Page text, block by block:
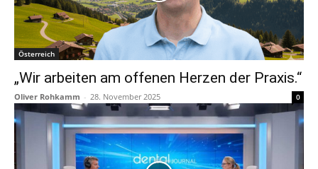
Österreich
„Wir arbeiten am offenen Herzen der Praxis.“
Oliver Rohkamm - 28. November 2025 0